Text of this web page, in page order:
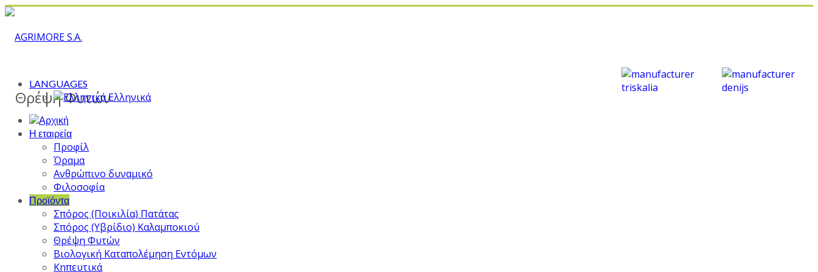
LANGUAGES
Ελληνικά
Η εταιρεία
Προφίλ
Όραμα
Ανθρώπινο δυναμικό
Φιλοσοφία
Προϊόντα
Σπόρος (Ποικιλία) Πατάτας
Σπόρος (Υβρίδιο) Καλαμποκιού
Θρέψη Φυτών
Βιολογική Καταπολέμηση Εντόμων
Κηπευτικά
Θρέψη Φυτών